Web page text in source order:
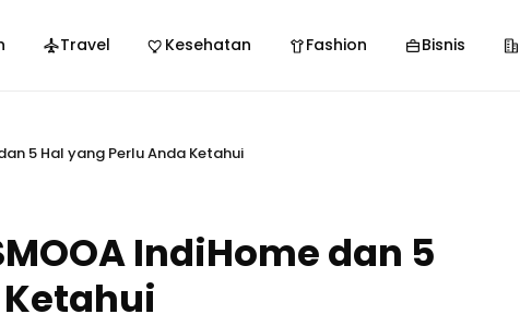
Travel Kesehatan Fashion Bisnis
5 Hal yang Perlu Anda Ketahui
IndiHome dan 5